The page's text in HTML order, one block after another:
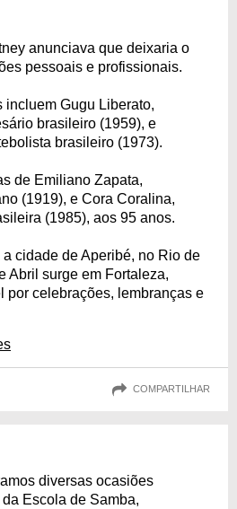
anunciava que deixaria o
pessoais e profissionais.
incluem Gugu Liberato,
brasileiro (1959), e
brasileiro (1973).
de Emiliano Zapata,
(1919), e Cora Coralina,
(1985), aos 95 anos.
cidade de Aperibé, no Rio de
Abril surge em Fortaleza,
por celebrações, lembranças e
COMPARTILHAR
diversas ocasiões
Escola de Samba,